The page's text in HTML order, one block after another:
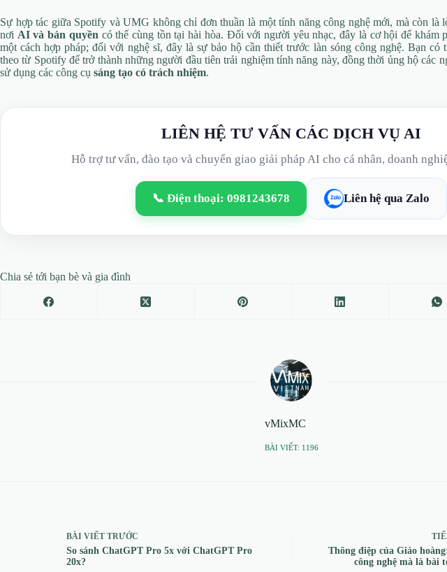
Sự hợp tác giữa Spotify và UMG không chỉ đơn thuần là một tính năng công nghệ mới, mà còn là
nơi AI và bản quyền có thể cùng tồn tại hài hòa. Đối với người yêu nhạc, đây là cơ hội để khám
một cách hợp pháp; đối với nghệ sĩ, đây là sự bảo hộ cần thiết trước làn sóng công nghệ. Bạn có
theo từ Spotify để trở thành những người đầu tiên trải nghiệm tính năng này, đồng thời ủng hộ các
sử dụng các công cụ sáng tạo có trách nhiệm.
LIÊN HỆ TƯ VẤN CÁC DỊCH VỤ AI
Hỗ trợ tư vấn, đào tạo và chuyển giao giải pháp AI cho cá nhân, doanh
📞 Điện thoại: 0981243678 Liên hệ qua Zalo
Chia sẻ tới bạn bè và gia đình
vMixMC
BÀI VIẾT: 1196
BÀI VIẾT TRƯỚC
So sánh ChatGPT Pro 5x với ChatGPT Pro
20x?
Thông điệp của Giáo
công nghệ mà là bài